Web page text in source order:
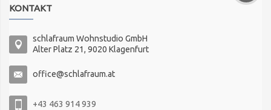
KONTAKT
schlafraum Wohnstudio GmbH
Alter Platz 21, 9020 Klagenfurt
office@schlafraum.at
+43 463 914 939